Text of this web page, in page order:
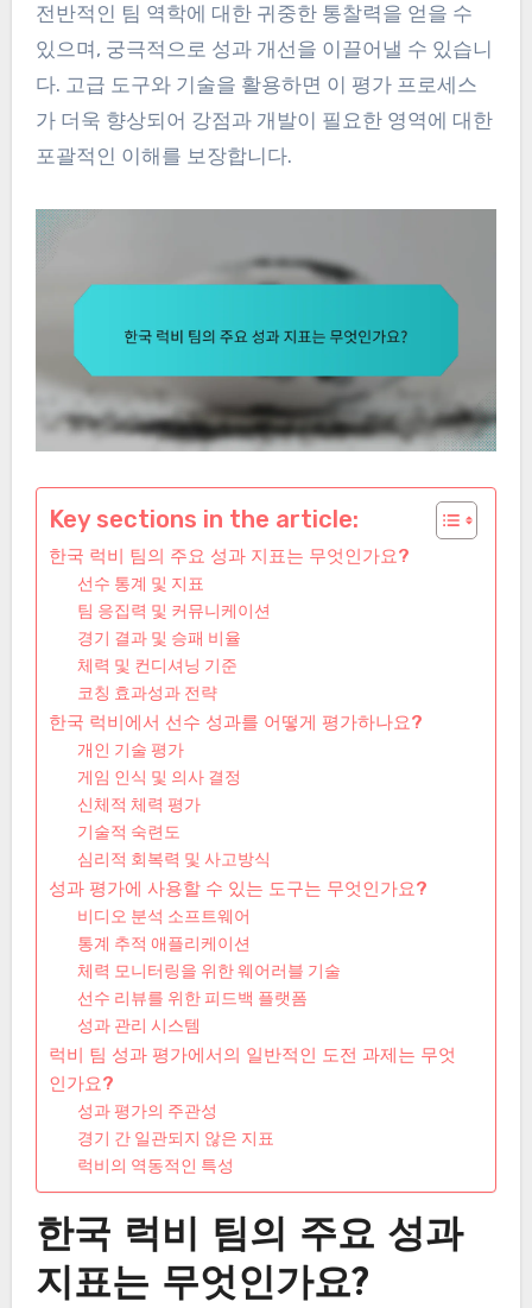
전반적인 팀 역학에 대한 귀중한 통찰력을 얻을 수
있으며, 궁극적으로 성과 개선을 이끌어낼 수 있습니
다. 고급 도구와 기술을 활용하면 이 평가 프로세스
가 더욱 향상되어 강점과 개발이 필요한 영역에 대한
포괄적인 이해를 보장합니다.
Key sections in the article:
한국 럭비 팀의 주요 성과 지표는 무엇인가요?
선수 통계 및 지표
팀 응집력 및 커뮤니케이션
경기 결과 및 승패 비율
체력 및 컨디셔닝 기준
코칭 효과성과 전략
한국 럭비에서 선수 성과를 어떻게 평가하나요?
개인 기술 평가
게임 인식 및 의사 결정
신체적 체력 평가
기술적 숙련도
심리적 회복력 및 사고방식
성과 평가에 사용할 수 있는 도구는 무엇인가요?
비디오 분석 소프트웨어
통계 추적 애플리케이션
체력 모니터링을 위한 웨어러블 기술
선수 리뷰를 위한 피드백 플랫폼
성과 관리 시스템
럭비 팀 성과 평가에서의 일반적인 도전 과제는 무엇
인가요?
성과 평가의 주관성
경기 간 일관되지 않은 지표
럭비의 역동적인 특성
한국 럭비 팀의 주요 성과
지표는 무엇인가요?